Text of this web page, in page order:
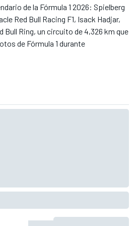
de la Fórmula 1 2026: Spielberg
Red Bull Racing F1, Isack Hadjar,
Bull Ring, un circuito de 4,326 km que
de Fórmula 1 durante